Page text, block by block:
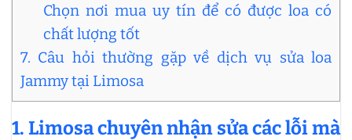
Chọn nơi mua uy tín để có được loa có
chất lượng tốt
7. Câu hỏi thường gặp về dịch vụ sửa loa
Jammy tại Limosa
1. Limosa chuyên nhận sửa các lỗi mà